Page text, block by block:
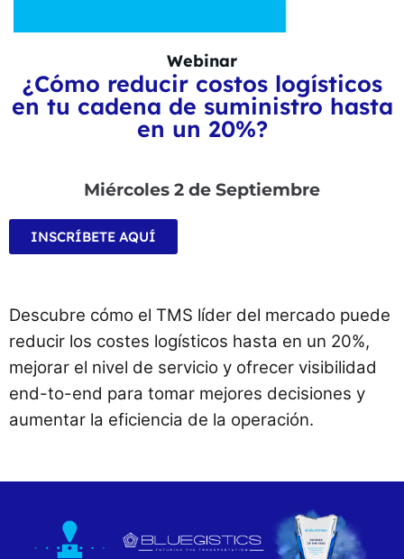
Webinar
¿Cómo reducir costos logísticos
en tu cadena de suministro hasta
en un 20%?
Miércoles 2 de Septiembre
INSCRÍBETE AQUÍ
Descubre cómo el TMS líder del mercado puede
reducir los costes logísticos hasta en un 20%,
mejorar el nivel de servicio y ofrecer visibilidad
end-to-end para tomar mejores decisiones y
aumentar la eficiencia de la operación.